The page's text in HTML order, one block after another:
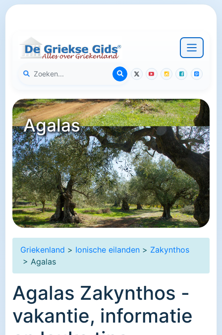
Agalas
Griekenland > Ionische eilanden > Zakynthos
> Agalas
Agalas Zakynthos -
vakantie, informatie